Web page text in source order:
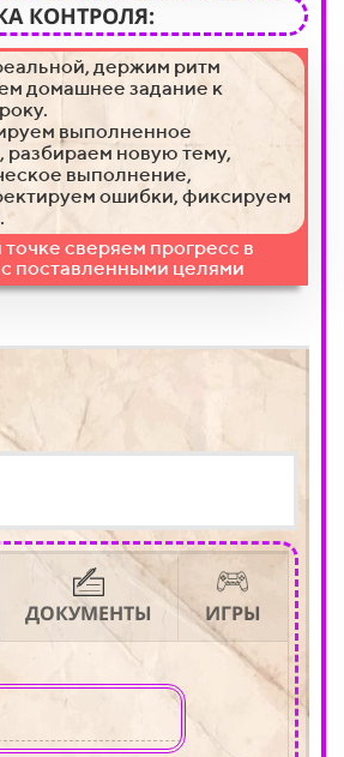
КОНТРОЛЯ:
держим ритм
домашнее задание к
выполненное
новую тему,
выполнение,
ошибки, фиксируем
сверяем прогресс в
поставленными целями
ДОКУМЕНТЫ ИГРЫ